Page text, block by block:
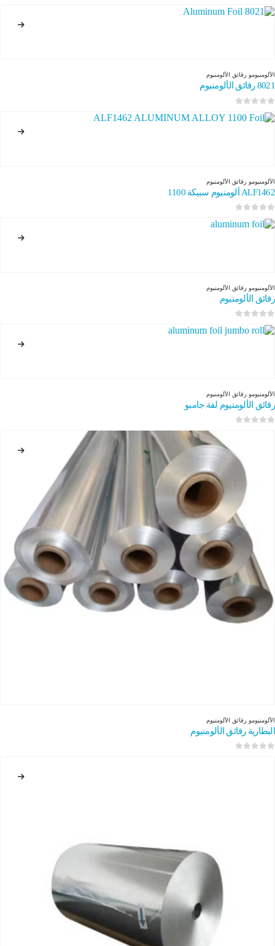
الألومنيومو رقائق الألومنيوم
8021 رقائق الألومنيوم
الألومنيومو رقائق الألومنيوم
ALF1462 ألومنيوم سبيكة 1100
الألومنيومو رقائق الألومنيوم
رقائق الألومنيوم
الألومنيومو رقائق الألومنيوم
رقائق الألومنيوم لفة جامبو
الألومنيومو رقائق الألومنيوم
البطارية رقائق الألومنيوم